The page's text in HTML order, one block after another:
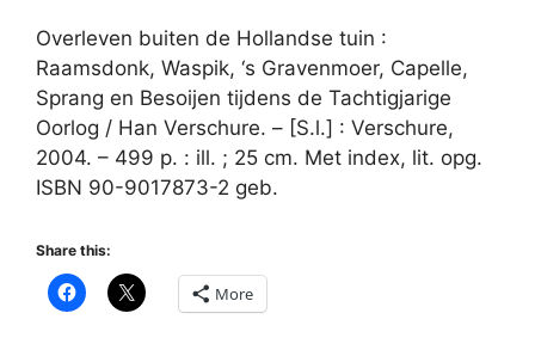
Overleven buiten de Hollandse tuin :
Raamsdonk, Waspik, ‘s Gravenmoer, Capelle,
Sprang en Besoijen tijdens de Tachtigjarige
Oorlog / Han Verschure. – [S.l.] : Verschure,
2004. – 499 p. : ill. ; 25 cm. Met index, lit. opg.
ISBN 90-9017873-2 geb.
Share this:
More